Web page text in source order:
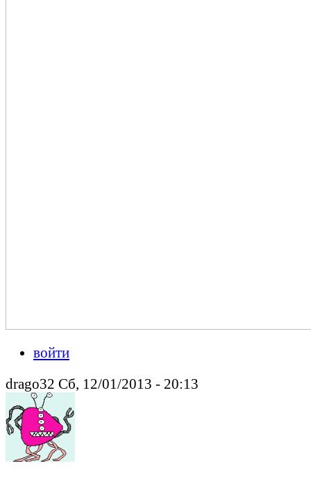
войти
drago32 Сб, 12/01/2013 - 20:13